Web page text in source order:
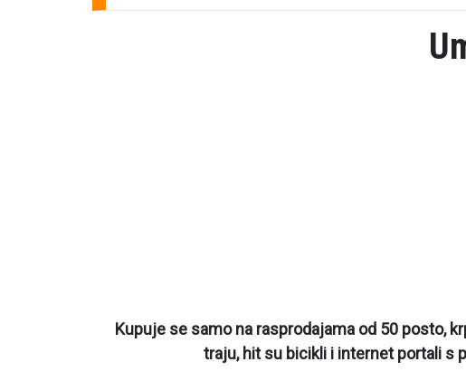
Kupuje se samo na rasprodajama od 50 posto,
traju, hit su bicikli i internet portali s